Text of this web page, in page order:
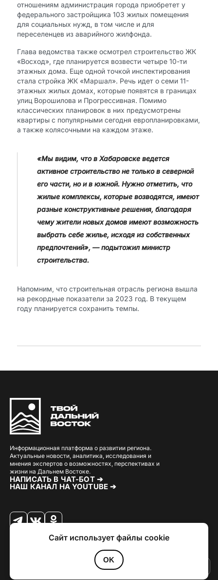
отношениям администрация города приобретет у
федерального застройщика 103 жилых помещения
для социальных нужд, в том числе и для
переселенцев из аварийного жилфонда.
Глава ведомства также осмотрел строительство ЖК
«Восход», где планируется возвести четыре 10-ти
этажных дома. Еще одной точкой инспектирования
стала стройка ЖК «Маршал». Речь идет о семи 11-
этажных жилых домах, которые появятся в границах
улиц Ворошилова и Прогрессивная. Помимо
классических планировок в них предусмотрены
квартиры с популярными сегодня европланировками,
а также колясочными на каждом этаже.
«Мы видим, что в Хабаровске ведется
активное строительство не только в северной
его части, но и в южной. Нужно отметить, что
жилые комплексы, которые возводятся, имеют
разные конструктивные решения, благодаря
чему жители новых домов имеют возможность
выбрать себе жилье, исходя из собственных
предпочтений», — подытожил министр
строительства.
Напомним, что строительная отрасль региона вышла
на рекордные показатели за 2023 год. В текущем
году планируется сохранить темпы.
Информационная платформа о развитии региона.
Актуальные новости, аналитика, исследования и
мнения экспертов о возможностях, перспективах и
жизни на Дальнем Востоке.
НАПИСАТЬ В ЧАТ-БОТ ➔
НАШ КАНАЛ НА YOUTUBE ➔
. РазработкаLoimi.
Политика конфиденциальности
Сайт использует файлы cookie
OK